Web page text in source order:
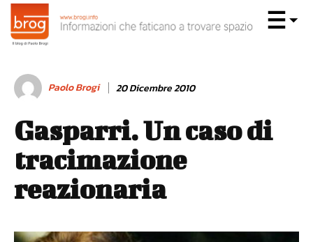
Paolo Brogi 20 Dicembre 2010
Gasparri. Un caso di
tracimazione
reazionaria